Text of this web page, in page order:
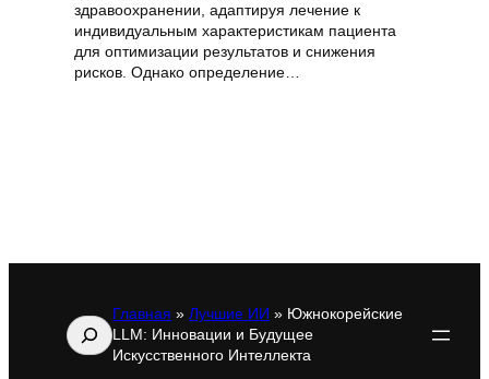
здравоохранении, адаптируя лечение к
индивидуальным характеристикам пациента
для оптимизации результатов и снижения
рисков. Однако определение…
Поиск
Главная » Лучшие ИИ » Южнокорейские
LLM: Инновации и Будущее
Искусственного Интеллекта